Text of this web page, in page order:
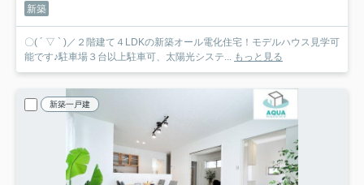
新築
〇( ´ ▽ ` )／２階建て４LDKの新築オール電化住宅！モデルハウス見学可
能です♪駐車場３台以上駐車可、太陽光システ... もっと見る
新築一戸建